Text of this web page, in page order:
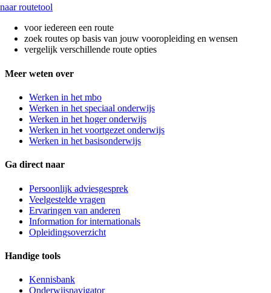
naar routetool
voor iedereen een route
zoek routes op basis van jouw vooropleiding en wensen
vergelijk verschillende route opties
Meer weten over
Werken in het mbo
Werken in het speciaal onderwijs
Werken in het hoger onderwijs
Werken in het voortgezet onderwijs
Werken in het basisonderwijs
Ga direct naar
Persoonlijk adviesgesprek
Veelgestelde vragen
Ervaringen van anderen
Information for internationals
Opleidingsoverzicht
Handige tools
Kennisbank
Onderwijsnavigator